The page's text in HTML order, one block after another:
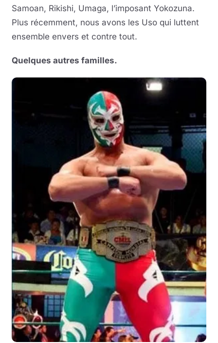
Samoan, Rikishi, Umaga, l’imposant Yokozuna.
Plus récemment, nous avons les Uso qui luttent
ensemble envers et contre tout.
Quelques autres familles.